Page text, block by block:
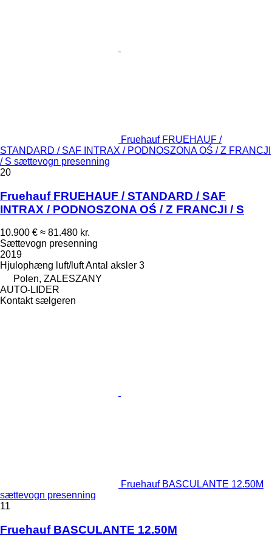
Fruehauf FRUEHAUF /
STANDARD / SAF INTRAX / PODNOSZONA OŚ / Z FRANCJI
/ S sættevogn presenning
20
Fruehauf FRUEHAUF / STANDARD / SAF
INTRAX / PODNOSZONA OŚ / Z FRANCJI / S
10.900 € ≈ 81.480 kr.
Sættevogn presenning
2019
Hjulophæng luft/luftAntal aksler 3
Polen, ZALESZANY
AUTO-LIDER
Kontakt sælgeren
Fruehauf BASCULANTE 12.50M
sættevogn presenning
11
Fruehauf BASCULANTE 12.50M